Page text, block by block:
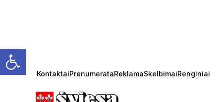
Open toolbar
KontaktaiPrenumerataReklamaSkelbimaiRenginiai
LILD